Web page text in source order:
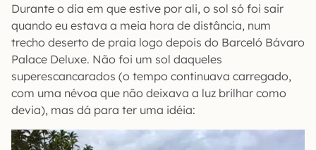
Durante o dia em que estive por ali, o sol só foi sair
quando eu estava a meia hora de distância, num
trecho deserto de praia logo depois do Barceló Bávaro
Palace Deluxe. Não foi um sol daqueles
superescancarados (o tempo continuava carregado,
com uma névoa que não deixava a luz brilhar como
devia), mas dá para ter uma idéia: